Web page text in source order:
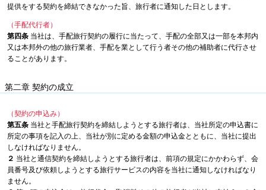
提供をする契約を締結できなかった旨、旅行者に通知した日とします。
（手配代行者）
第四条 当社は、手配旅行契約の履行に当たって、手配の全部又は一部を本邦内
又は本邦外の他の旅行業者、手配を業として行う者その他の補助者に代行させ
ることがあります。
第二章 契約の成立
（契約の申込み）
第五条 当社と手配旅行契約を締結しようとする旅行者は、当社所定の申込書に
所定の事項を記入の上、当社が別に定める金額の申込金とともに、当社に提出
しなければなりません。
２ 当社と通信契約を締結しようとする旅行者は、前項の規定にかかわらず、会
員番号及び依頼しようとする旅行サービスの内容を当社に通知しなければなり
ません。